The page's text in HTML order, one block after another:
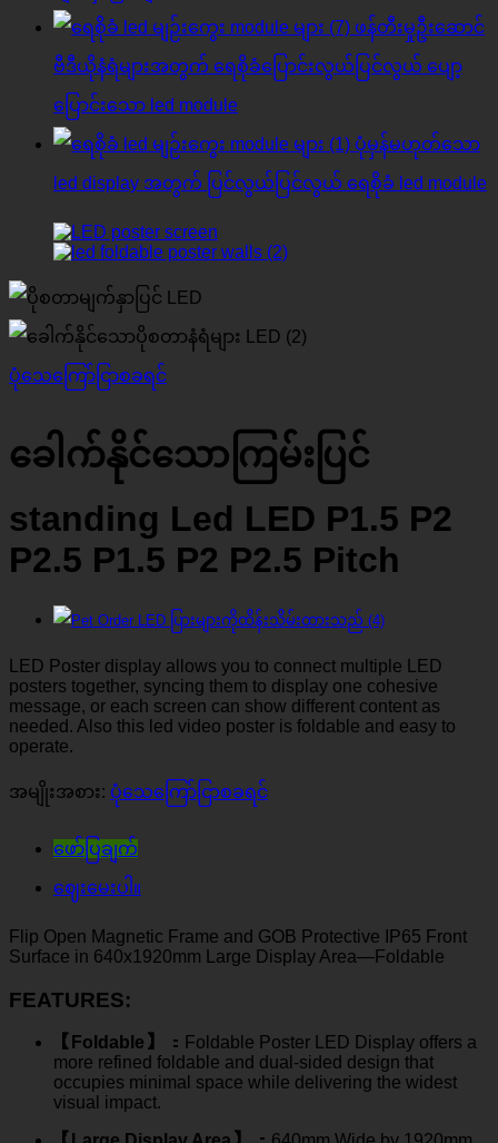
ဖန်တီးမှုဦးဆောင်
ဗီဒီယိုနံရံများအတွက် ရေစိုခံပြောင်းလွယ်ပြင်လွယ် ပျော့
ပြောင်းသော led module
ပုံမှန်မဟုတ်သော
led display အတွက် ပြင်လွယ်ပြင်လွယ် ရေစိုခံ led module
ပုံသေကြော်ငြာစခရင်
ခေါက်နိုင်သောကြမ်းပြင်
standing Led LED P1.5 P2
P2.5 P1.5 P2 P2.5 Pitch
LED Poster display allows you to connect multiple LED
posters together, syncing them to display one cohesive
message, or each screen can show different content as
needed . Also this led video poster is foldable and easy to
operate.
အမျိုးအစား: ပုံသေကြော်ငြာစခရင်
ဖော်ပြချက်
ဈေးမေးပါ။
Flip Open Magnetic Frame and GOB Protective IP65 Front
Surface in 640x1920mm Large Display Area—Foldable
FEATURES:
【Foldable】 ： Foldable Poster LED Display offers a
more refined foldable and dual-sided design that
occupies minimal space while delivering the widest
visual impact.